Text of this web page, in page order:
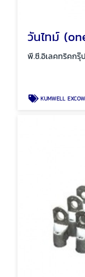
พี.ซี.อิเลคทริคกรุ๊ป
KUMWELL